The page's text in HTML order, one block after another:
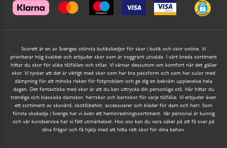
Scorett är en av Sveriges största butikskedjor för skor i butik och skor online. Vi
prioriterar hög kvalitet och erbjuder skor som är noggrant utvalda. I vårt breda sortiment
hittar du skor för olika tillfällen och stilar. Vi värnar dessutom om komfort när det gäller
skor. Vi tycker att det är viktigt med skor som har bra passform och som har sulor med
dämpning för att minska risken för fotproblem och ge dig en bekväm upplevelse hela
dagen. Det fantastiska med skor är att du kan uttrycka din personliga stil. Här hittar du
trendiga och klassiska damskor, herrskor och barnskor för varje tillfälle. Vi erbjuder även
ett sortiment av skovård, skotillbehör, accessoarer och kläder för dam och herr. Som
första skokedja i Sverige har vi även ett heminredningssortiment. Vår personal är kunnig
och vår kundservice har vi fått utmärkelser. Hos oss kan du vara säker på att få svar på
dina frågor och få hjälp med att hitta rätt skor för dina behov.